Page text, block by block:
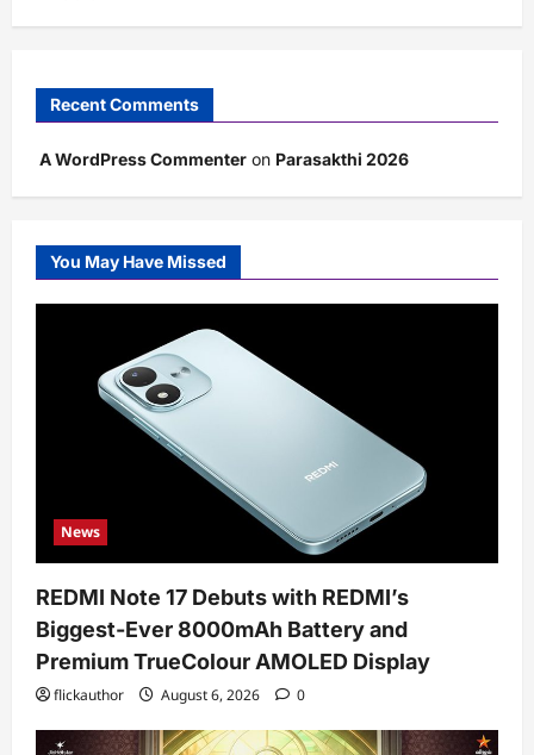
Recent Comments
A WordPress Commenter on Parasakthi 2026
You May Have Missed
News
REDMI Note 17 Debuts with REDMI’s
Biggest-Ever 8000mAh Battery and
Premium TrueColour AMOLED Display
flickauthor August 6, 2026 0